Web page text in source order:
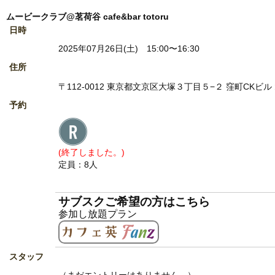
ムービークラブ@茗荷谷 cafe&bar totoru
日時
2025年07月26日(土) 15:00〜16:30
住所
〒112-0012 東京都文京区大塚３丁目５−２ 窪町CKビル
予約
(終了しました。)
定員：8人
サブスクご希望の方はこちら
参加し放題プラン
スタッフ